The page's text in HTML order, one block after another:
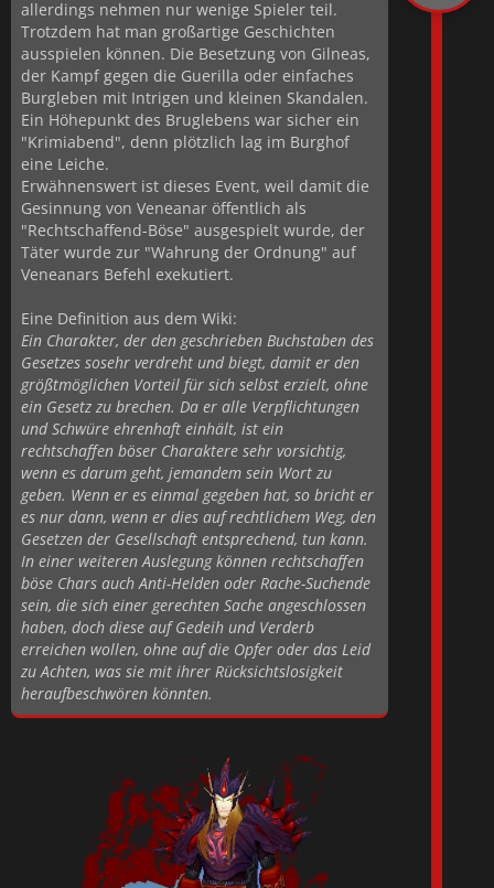
allerdings nehmen nur wenige Spieler teil.
Trotzdem hat man großartige Geschichten
ausspielen können. Die Besetzung von Gilneas,
der Kampf gegen die Guerilla oder einfaches
Burgleben mit Intrigen und kleinen Skandalen.
Ein Höhepunkt des Bruglebens war sicher ein
"Krimiabend", denn plötzlich lag im Burghof
eine Leiche.
Erwähnenswert ist dieses Event, weil damit die
Gesinnung von Veneanar öffentlich als
"Rechtschaffend-Böse" ausgespielt wurde, der
Täter wurde zur "Wahrung der Ordnung" auf
Veneanars Befehl exekutiert.
Eine Definition aus dem Wiki:
Ein Charakter, der den geschrieben Buchstaben des
Gesetzes sosehr verdreht und biegt, damit er den
größtmöglichen Vorteil für sich selbst erzielt, ohne
ein Gesetz zu brechen. Da er alle Verpflichtungen
und Schwüre ehrenhaft einhält, ist ein
rechtschaffen böser Charaktere sehr vorsichtig,
wenn es darum geht, jemandem sein Wort zu
geben. Wenn er es einmal gegeben hat, so bricht er
es nur dann, wenn er dies auf rechtlichem Weg, den
Gesetzen der Gesellschaft entsprechend, tun kann.
In einer weiteren Auslegung können rechtschaffen
böse Chars auch Anti-Helden oder Rache-Suchende
sein, die sich einer gerechten Sache angeschlossen
haben, doch diese auf Gedeih und Verderb
erreichen wollen, ohne auf die Opfer oder das Leid
zu Achten, was sie mit ihrer Rücksichtslosigkeit
heraufbeschwören könnten.